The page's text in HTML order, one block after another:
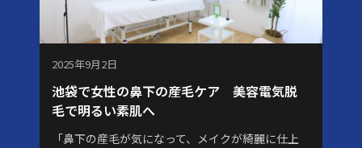
2025年9月2日
池袋で女性の鼻下の産毛ケア 美容電気脱
毛で明るい素肌へ
「鼻下の産毛が気になって、メイクが綺麗に仕上